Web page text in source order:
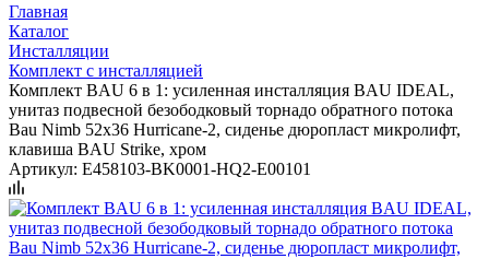
Главная
Каталог
Инсталляции
Комплект с инсталляцией
Комплект BAU 6 в 1: усиленная инсталляция BAU IDEAL,
унитаз подвесной безободковый торнадо обратного потока
Bau Nimb 52х36 Hurricane-2, сиденье дюропласт микролифт,
клавиша BAU Strike, хром
Артикул: E458103-BK0001-HQ2-E00101